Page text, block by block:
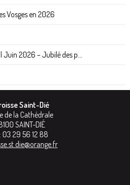
Vosges en 2026
Juin 2026 – Jubilé des p...
Saint-Dié
de la Cathédrale
SAINT-DIÉ
03 29 56 12 88